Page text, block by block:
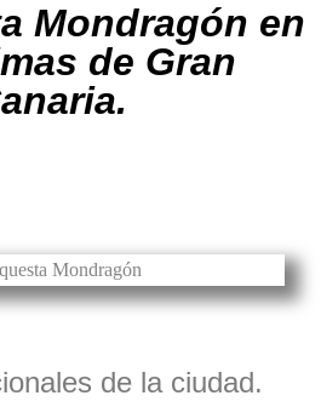
Mondragón en
de Gran
de la ciudad.